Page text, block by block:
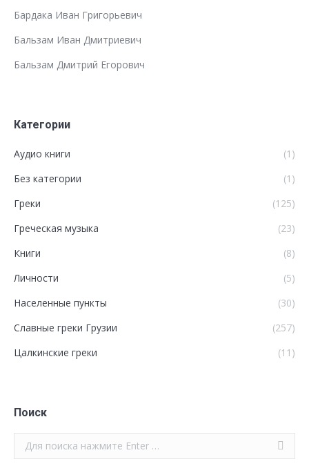
Бардака Иван Григорьевич
Бальзам Иван Дмитриевич
Бальзам Дмитрий Егорович
Категории
Аудио книги
(1)
Без категории
(1)
Греки
(125)
Греческая музыка
(23)
Книги
(8)
Личности
(5)
Населенные пункты
(30)
Славные греки Грузии
(257)
Цалкинские греки
(11)
Поиск
Поиск: